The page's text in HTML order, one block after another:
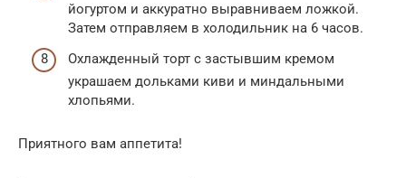
йогуртом и аккуратно выравниваем ложкой.
Затем отправляем в холодильник на 6 часов.
Охлажденный торт с застывшим кремом
украшаем дольками киви и миндальными
хлопьями.
Приятного вам аппетита!